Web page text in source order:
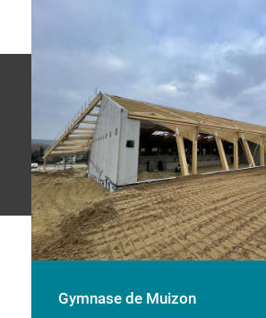
Gymnase de Muizon